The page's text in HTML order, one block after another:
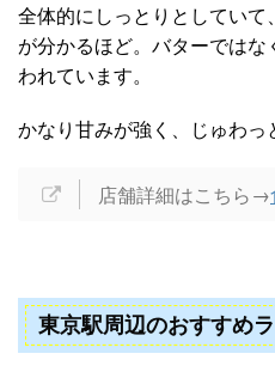
全体的にしっとりとしてい
が分かるほど。バターでは
われています。
かなり甘みが強く、じゅわっ
店舗詳細はこちら→
東京駅周辺のおすすめ